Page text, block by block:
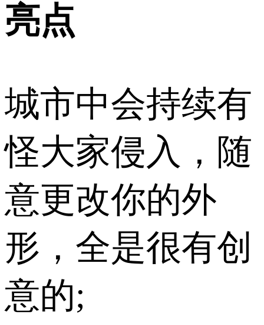
亮点
城市中会持续有
怪大家侵入，随
意更改你的外
形，全是很有创
意的;